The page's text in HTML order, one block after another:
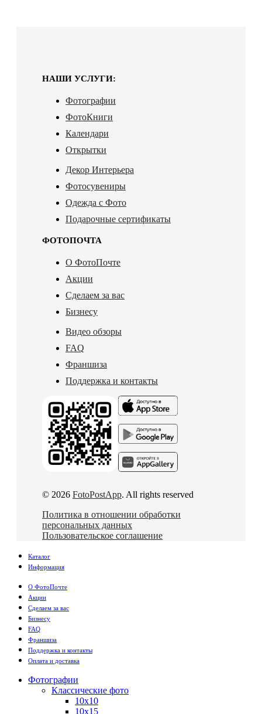
НАШИ УСЛУГИ:
Фотографии
ФотоКниги
Календари
Открытки
Декор Интерьера
Фотосувениры
Одежда с Фото
Подарочные сертификаты
ФОТОПОЧТА
О ФотоПочте
Акции
Сделаем за вас
Бизнесу
Видео обзоры
FAQ
Франшиза
Поддержка и контакты
© 2026 FotoPostApp. All rights reserved
Политика в отношении обработки
персональных данных
Пользовательское соглашение
Каталог
Информация
О ФотоПочте
Акции
Сделаем за вас
Бизнесу
FAQ
Франшиза
Поддержка и контакты
Оплата и доставка
Фотографии
Классические фото
10х10
10х15